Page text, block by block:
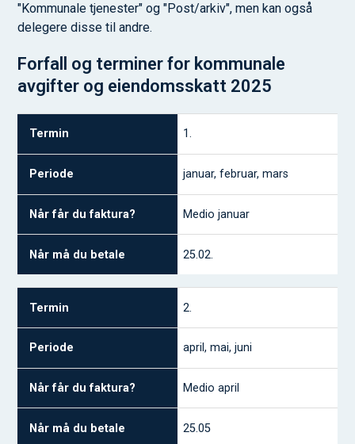
"Kommunale tjenester" og "Post/arkiv", men kan også
delegere disse til andre.
Forfall og terminer for kommunale
avgifter og eiendomsskatt 2025
Termin
Periode
Når må du betale
1.
januar, februar, mars
Medio januar
25.02.
2.
april, mai, juni
Medio april
25.05